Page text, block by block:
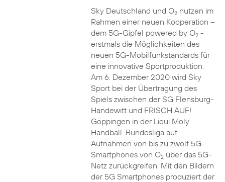
Sky Deutschland und O2nutzen im
Rahmen einer neuen Kooperation –
dem 5G-Gipfel powered by O2-
erstmals die Möglichkeiten des
neuen 5G-Mobilfunkstandards für
eine innovative Sportproduktion.
Am 6. Dezember 2020 wird Sky
Sport bei der Übertragung des
Spiels zwischen der SG Flensburg-
Handewitt und FRISCH AUF!
Göppingen in der Liqui Moly
Handball-Bundesliga auf
Aufnahmen von bis zu zwölf 5G-
Smartphones von O2über das 5G-
Netz zurückgreifen. Mit den Bildern
der 5G Smartphones produziert der